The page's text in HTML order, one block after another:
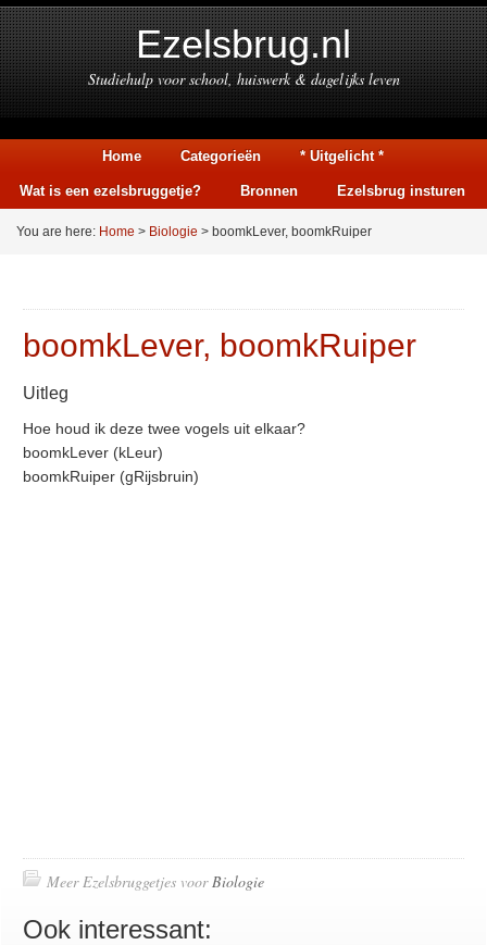
Ezelsbrug.nl
Studiehulp voor school, huiswerk & dagelijks leven
Home Categorieën * Uitgelicht *
Wat is een ezelsbruggetje? Bronnen Ezelsbrug insturen
You are here: Home > Biologie > boomkLever, boomkRuiper
boomkLever, boomkRuiper
Uitleg
Hoe houd ik deze twee vogels uit elkaar?
boomkLever (kLeur)
boomkRuiper (gRijsbruin)
Meer Ezelsbruggetjes voorBiologie
Ook interessant: